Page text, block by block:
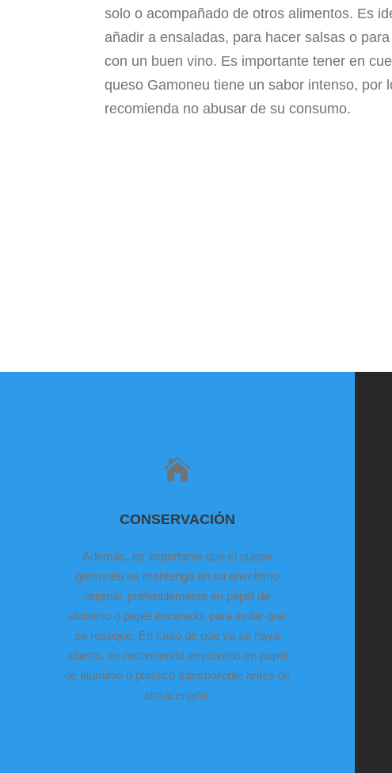
solo o acompañado de otros alimentos. Es
añadir a ensaladas, para hacer salsas o
con un buen vino. Es importante tener en
queso Gamoneu tiene un sabor intenso, por
recomienda no abusar de su consumo.
CONSERVACIÓN
Además, es importante que el queso
gamonéu se mantenga en su envoltorio
original, preferiblemente en papel de
aluminio o papel encerado, para evitar que
se reseque. En caso de que ya se haya
abierto, se recomienda envolverlo en papel
de aluminio o plástico transparente antes de
almacenarlo.